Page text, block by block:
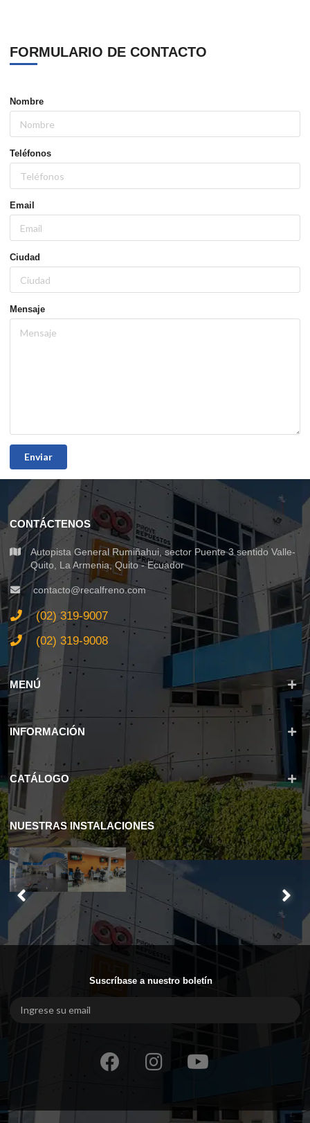
FORMULARIO DE CONTACTO
Nombre
Teléfonos
Email
Ciudad
Mensaje
Enviar
CONTÁCTENOS
Autopista General Rumiñahui, sector Puente 3 sentido Valle-
Quito, La Armenia, Quito - Ecuador
contacto@recalfreno.com
(02) 319-9007
(02) 319-9008
MENÚ
INFORMACIÓN
CATÁLOGO
NUESTRAS INSTALACIONES
Suscríbase a nuestro boletín